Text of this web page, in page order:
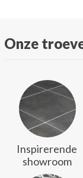
Onze
Inspirerende
showroom